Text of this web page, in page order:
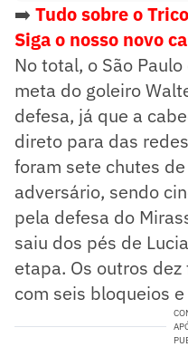
➡️ Tudo sobre o
Siga o nosso novo
No total, o São
meta do goleiro
defesa, já que a
direto para das
foram sete chutes
adversário, sendo
pela defesa do
saiu dos pés de
etapa. Os outros
com seis bloqueios